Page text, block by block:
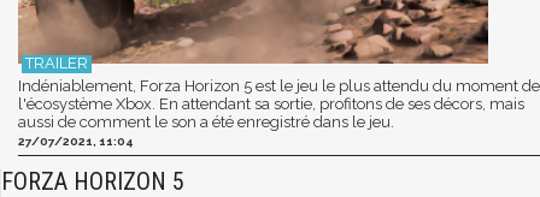
Indéniablement, Forza Horizon 5 est le jeu le plus attendu du moment de
l'écosystème Xbox. En attendant sa sortie, profitons de ses décors, mais
aussi de comment le son a été enregistré dans le jeu.
27/07/2021, 11:04
FORZA HORIZON 5